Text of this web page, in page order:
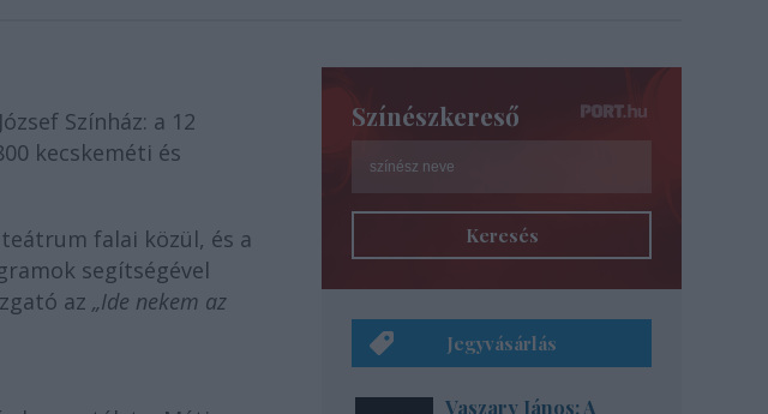
Színház: a 12
kecskeméti és
falai közül, és a
segítségével
az „Ide nekem az
Színészkereső
Keresés
Jegyvásárlás
Vaszary János: A